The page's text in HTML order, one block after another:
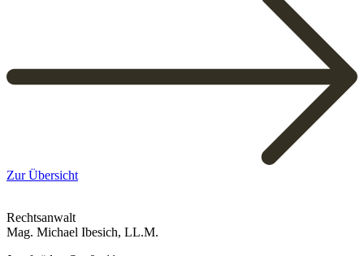
Zur Übersicht
Rechtsanwalt
Mag. Michael Ibesich, LL.M.